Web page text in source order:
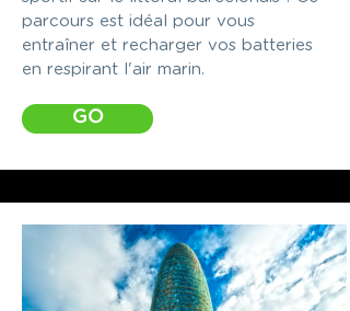
parcours est idéal pour vous
entraîner et recharger vos batteries
en respirant l'air marin.
GO